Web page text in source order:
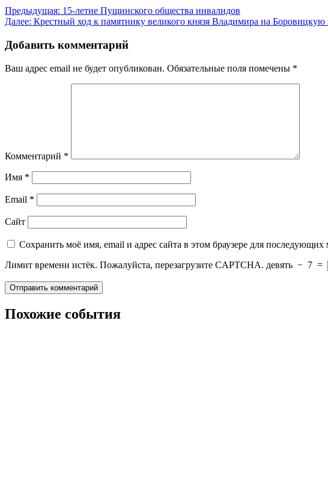
Предыдущая: 15-летие Пущинского общества инвалидов
Далее: Крестный ход к памятнику великого князя Владимира на
Добавить комментарий
Ваш адрес email не будет опубликован. Обязательные поля помечены *
Комментарий *
Имя *
Email *
Сайт
Сохранить моё имя, email и адрес сайта в этом браузере для
Лимит времени истёк. Пожалуйста, перезагрузите CAPTCHA. девять − 7 =
Похожие события